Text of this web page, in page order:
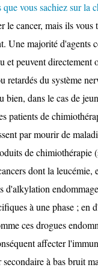
vous sachiez sur la
le cancer, mais ils
Une majorité d'agents
et peuvent
retardés du système
bien, dans le cas de
patients de
par mourir de
de chimiothérapie
dont la leucémie,
d'alkylation
à une phase ; en
ces drogues
affecter
à bas bruit